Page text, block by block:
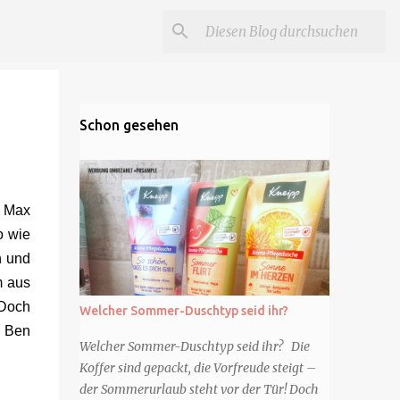
wie
und
aus
Ben
Schon gesehen
Welcher Sommer-Duschtyp seid ihr?
Welcher Sommer-Duschtyp seid ihr? Die
Koffer sind gepackt, die Vorfreude steigt –
der Sommerurlaub steht vor der Tür! Doch